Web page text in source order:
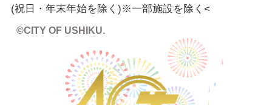
(祝日・年末年始を除く)※一部施設を除く <
©CITY OF USHIKU.